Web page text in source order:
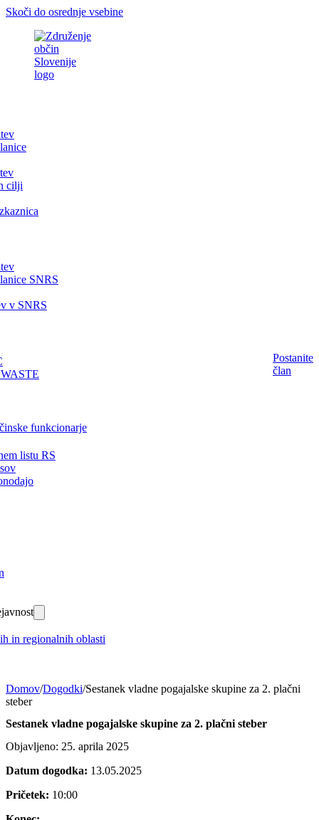
Skoči do osrednje vsebine
cilji
SNRS
v SNRS
funkcionarje
listu RS
in regionalnih oblasti
Postanite
član
Domov/Dogodki/Sestanek vladne pogajalske skupine za 2. plačni
steber
Sestanek vladne pogajalske skupine za 2. plačni steber
Objavljeno: 25. aprila 2025
Datum dogodka: 13.05.2025
Pričetek: 10:00